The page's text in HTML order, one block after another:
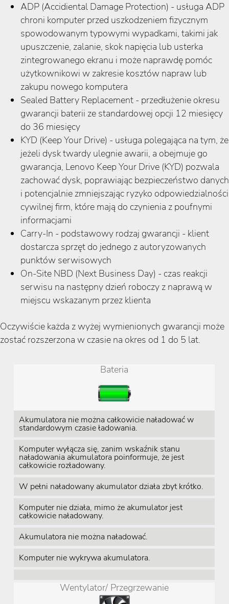
ADP (Accidiental Damage Protection) - usługa ADP
chroni komputer przed uszkodzeniem fizycznym
spowodowanym typowymi wypadkami, takimi jak
upuszczenie, zalanie, skok napięcia lub usterka
zintegrowanego ekranu i może naprawdę pomóc
użytkownikowi w zakresie kosztów napraw lub
zakupu nowego komputera
Sealed Battery Replacement - przedłużenie okresu
gwarancji baterii ze standardowej opcji 12 miesięcy
do 36 miesięcy
KYD (Keep Your Drive) - usługa polegająca na tym, że
jeżeli dysk twardy ulegnie awarii, a obejmuje go
gwarancja, Lenovo Keep Your Drive (KYD) pozwala
zachować dysk, poprawiając bezpieczeństwo danych
i potencjalnie zmniejszając ryzyko odpowiedzialności
cywilnej firm, które mają do czynienia z poufnymi
informacjami
Carry-In - podstawowy rodzaj gwarancji - klient
dostarcza sprzęt do jednego z autoryzowanych
punktów serwisowych
On-Site NBD (Next Business Day) - czas reakcji
serwisu na następny dzień roboczy z naprawą w
miejscu wskazanym przez klienta
Oczywiście każda z wyżej wymienionych gwarancji może
zostać rozszerzona w czasie na okres od 1 do 5 lat.
Bateria
Akumulatora nie można całkowicie naładować w
standardowym czasie ładowania.
Komputer wyłącza się, zanim wskaźnik stanu
naładowania akumulatora poinformuje, że jest
całkowicie rozładowany.
W pełni naładowany akumulator działa zbyt krótko.
Komputer nie działa, mimo że akumulator jest
całkowicie naładowany.
Akumulatora nie można naładować.
Komputer nie wykrywa akumulatora.
Wentylator/ Przegrzewanie